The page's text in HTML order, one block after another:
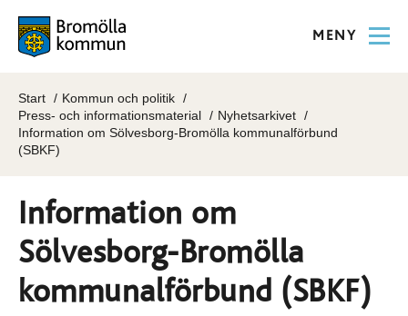
MENY
Start
Kommun och politik
Press- och informationsmaterial
Nyhetsarkivet
Information om Sölvesborg-Bromölla kommunalförbund
(SBKF)
Information om
Sölvesborg-Bromölla
kommunalförbund (SBKF)